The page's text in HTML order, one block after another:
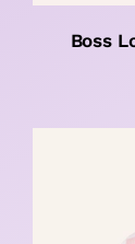
Boss